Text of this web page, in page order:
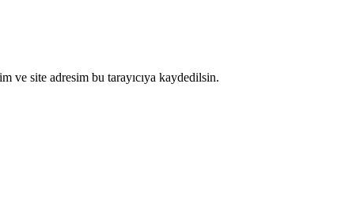
ve site adresim bu tarayıcıya kaydedilsin.